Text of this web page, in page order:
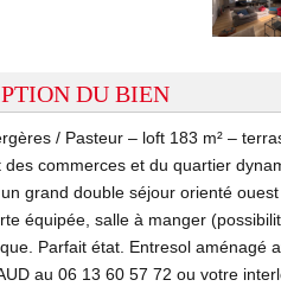
DU BIEN
/ Pasteur – loft 183 m² –
des commerces et du quartier
grand double séjour orienté
équipée, salle à manger
Parfait état. Entresol aménagé
au 06 13 60 57 72 ou votre